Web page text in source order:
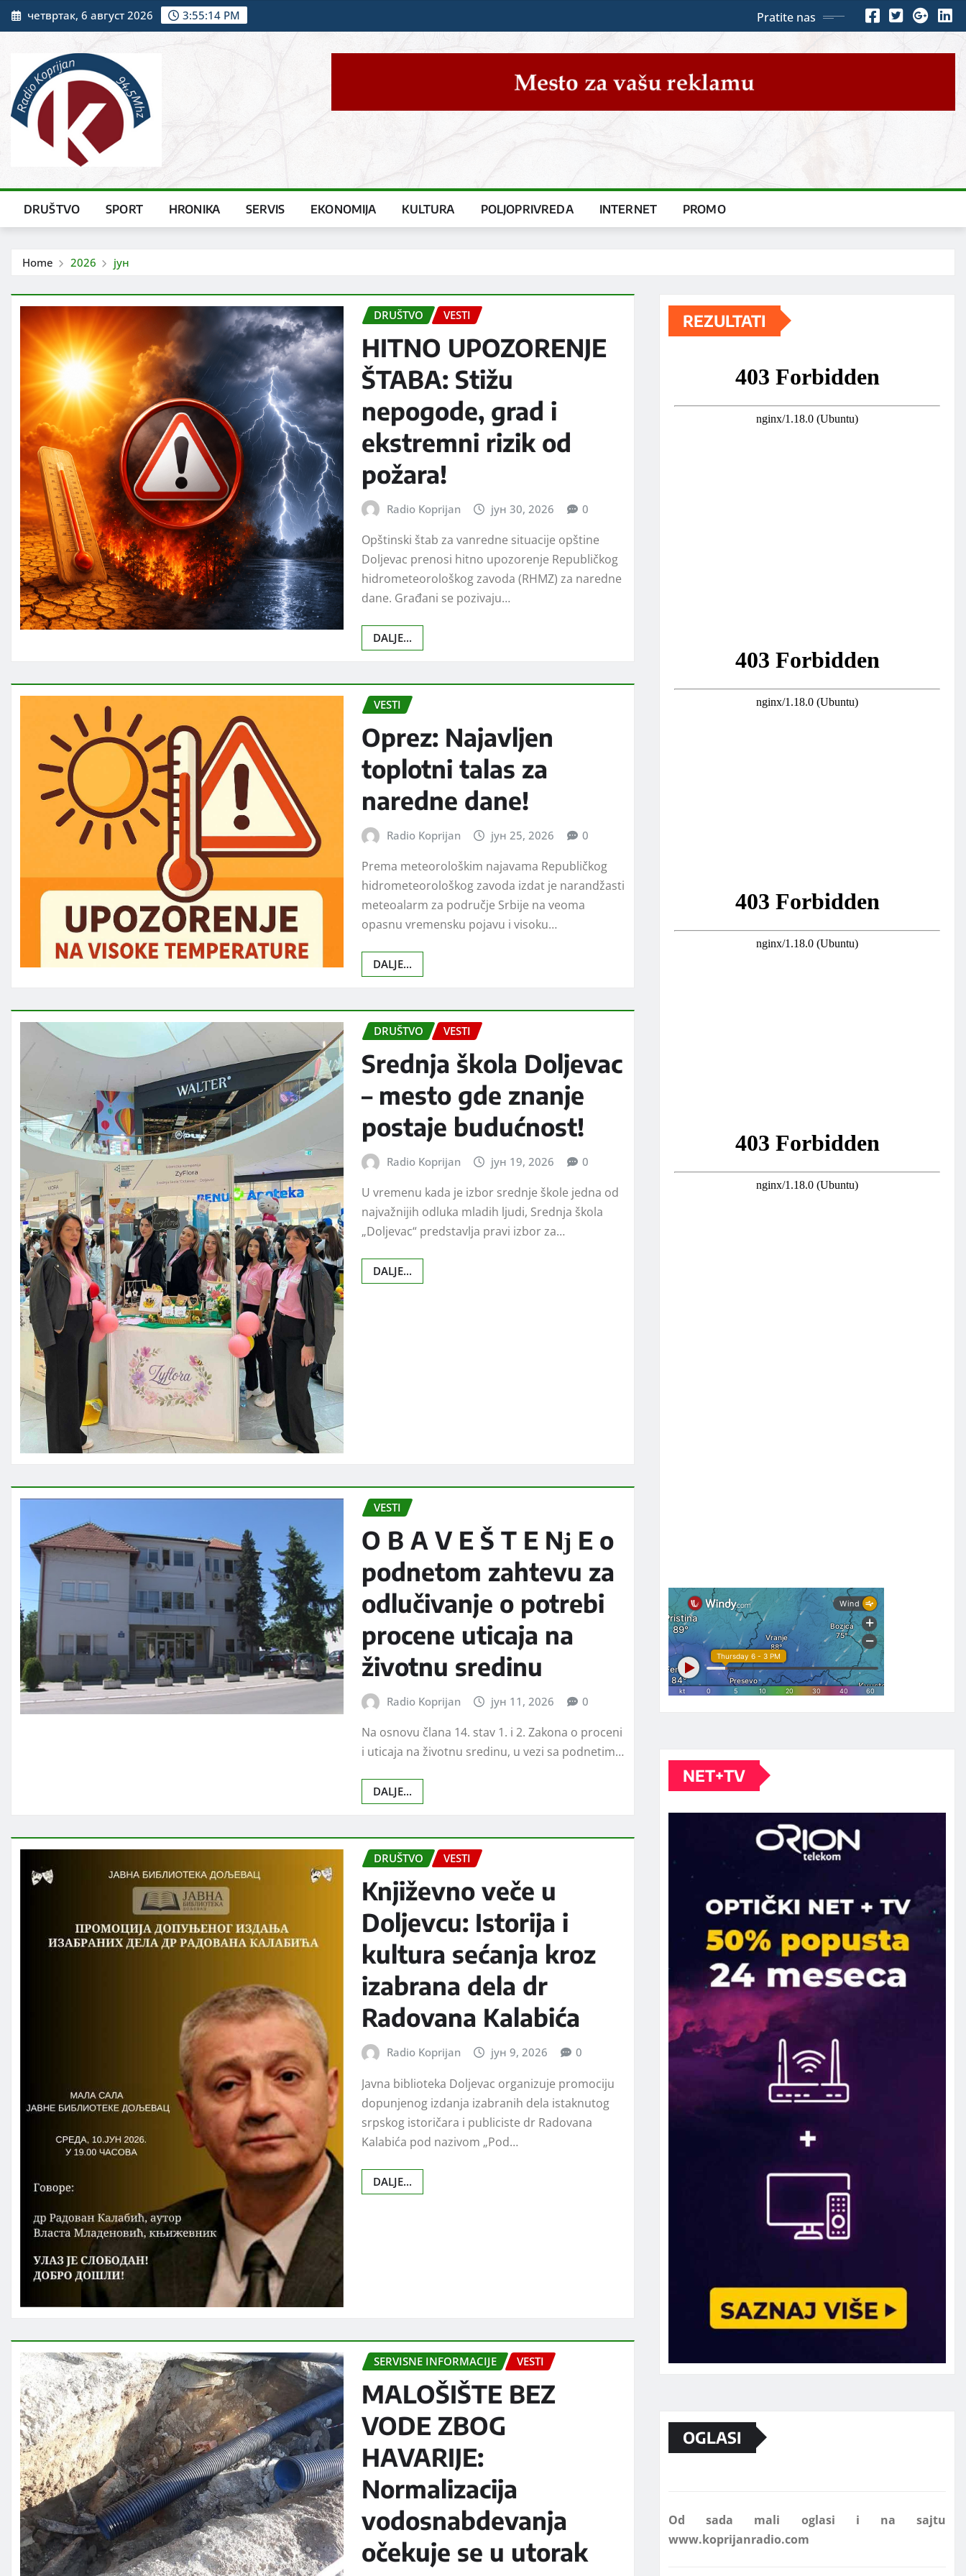
Skip
to
четвртак, 6 август 2026 3:55:15 PM Pratite nas
DRUŠTVO SPORT HRONIKA SERVIS EKONOMIJA KULTURA POLJOPRIVREDA INTERNET PROMO
Home 2026 јун
DRUŠTVO VESTI
HITNO UPOZORENJE
ŠTABA: Stižu
nepogode, grad i
ekstremni rizik od
požara!
Radio Koprijan јун 30, 2026 0
Opštinski štab za vanredne situacije opštine
Doljevac prenosi hitno upozorenje Republičkog
hidrometeorološkog zavoda (RHMZ) za naredne
dane. Građani se pozivaju…
DALJE...
VESTI
Oprez: Najavljen
toplotni talas za
naredne dane!
Radio Koprijan јун 25, 2026 0
Prema meteorološkim najavama Republičkog
hidrometeorološkog zavoda izdat je narandžasti
meteoalarm za područje Srbije na veoma
opasnu vremensku pojavu i visoku…
DALJE...
DRUŠTVO VESTI
Srednja škola Doljevac
– mesto gde znanje
postaje budućnost!
Radio Koprijan јун 19, 2026 0
U vremenu kada je izbor srednje škole jedna od
najvažnijih odluka mladih ljudi, Srednja škola
„Doljevac“ predstavlja pravi izbor za…
DALJE...
VESTI
O B A V E Š T E Nј E o
podnetom zahtevu za
odlučivanje o potrebi
procene uticaja na
životnu sredinu
Radio Koprijan јун 11, 2026 0
Na osnovu člana 14. stav 1. i 2. Zakona o proceni
i uticaja na životnu sredinu, u vezi sa podnetim…
DALJE...
DRUŠTVO VESTI
Književno veče u
Doljevcu: Istorija i
kultura sećanja kroz
izabrana dela dr
Radovana Kalabića
Radio Koprijan јун 9, 2026 0
Javna biblioteka Doljevac organizuje promociju
dopunjenog izdanja izabranih dela istaknutog
srpskog istoričara i publiciste dr Radovana
Kalabića pod nazivom „Pod…
DALJE...
SERVISNE INFORMACIJE VESTI
MALOŠIŠTE BEZ
VODE ZBOG
HAVARIJE:
Normalizacija
vodosnabdevanja
očekuje se u utorak
REZULTATI
NET+TV
OGLASI
Marketing telefon 062 463 002